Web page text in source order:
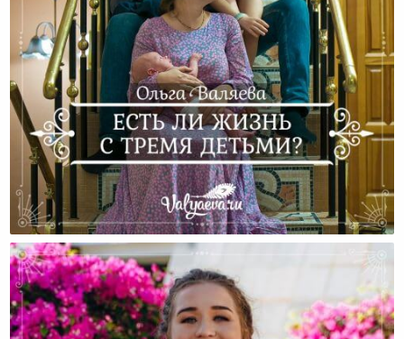
Есть Ли Жизнь С Тремя Детьми?